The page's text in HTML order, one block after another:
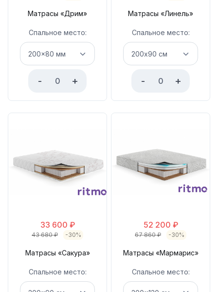
Матрасы «Дрим»
Спальное место:
- +
Матрасы «Линель»
Спальное место:
- +
33 600 ₽
43 680₽ -30%
Матрасы «Сакура»
Спальное место:
52 200 ₽
67 860₽ -30%
Матрасы «Мармарис»
Спальное место: